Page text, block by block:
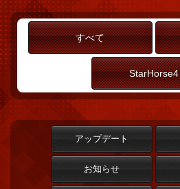
すべて
StarHorse4
アップデート
お知らせ